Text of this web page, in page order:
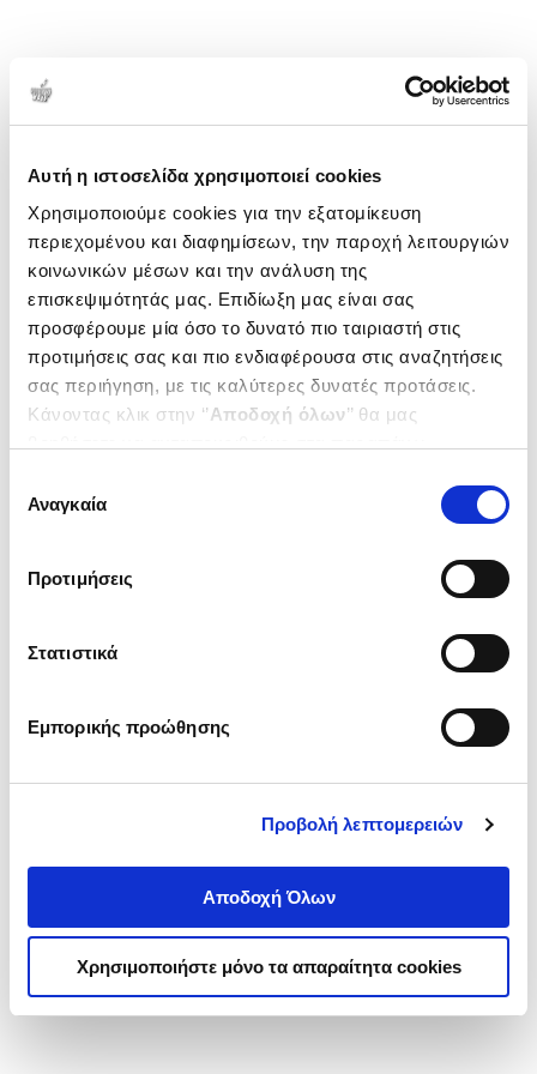
Αυτή η ιστοσελίδα χρησιμοποιεί cookies
Χρησιμοποιούμε cookies για την εξατομίκευση
περιεχομένου και διαφημίσεων, την παροχή λειτουργιών
κοινωνικών μέσων και την ανάλυση της
επισκεψιμότητάς μας. Επιδίωξη μας είναι σας
προσφέρουμε μία όσο το δυνατό πιο ταιριαστή στις
προτιμήσεις σας και πιο ενδιαφέρουσα στις αναζητήσεις
σας περιήγηση, με τις καλύτερες δυνατές προτάσεις.
Κάνοντας κλικ στην ‘’Αποδοχή όλων’’ θα μας
ενδιαφέρουν και να επιλέξετε από τα παρακάτω με την
΄΄και να ενημερωθείτε σχετικά με
συγκατάθεσης
Αναγκαία
Προτιμήσεις
Στατιστικά
Εμπορικής προώθησης
Προβολή λεπτομερειών
Αποδοχή Όλων
Χρησιμοποιήστε μόνο τα απαραίτητα cookies